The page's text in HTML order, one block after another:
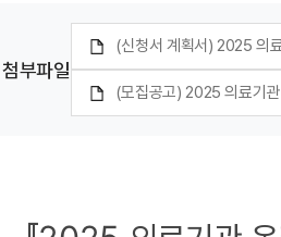
첨부파일
(신청서 계획서) 2025 의
(모집공고) 2025 의료기